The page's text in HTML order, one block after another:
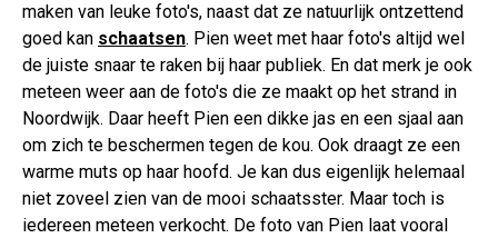
maken van leuke foto's, naast dat ze natuurlijk ontzettend
goed kan schaatsen. Pien weet met haar foto's altijd wel
de juiste snaar te raken bij haar publiek. En dat merk je ook
meteen weer aan de foto's die ze maakt op het strand in
Noordwijk. Daar heeft Pien een dikke jas en een sjaal aan
om zich te beschermen tegen de kou. Ook draagt ze een
warme muts op haar hoofd. Je kan dus eigenlijk helemaal
niet zoveel zien van de mooi schaatsster. Maar toch is
iedereen meteen verkocht. De foto van Pien laat vooral